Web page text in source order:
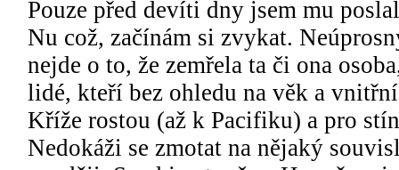
Pouze před devíti dny jsem mu
Nu což, začínám si zvykat.
nejde o to, že zemřela ta či ona
lidé, kteří bez ohledu na věk a
Kříže rostou (až k Pacifiku) a pro
Nedokáži se zmotat na nějaký